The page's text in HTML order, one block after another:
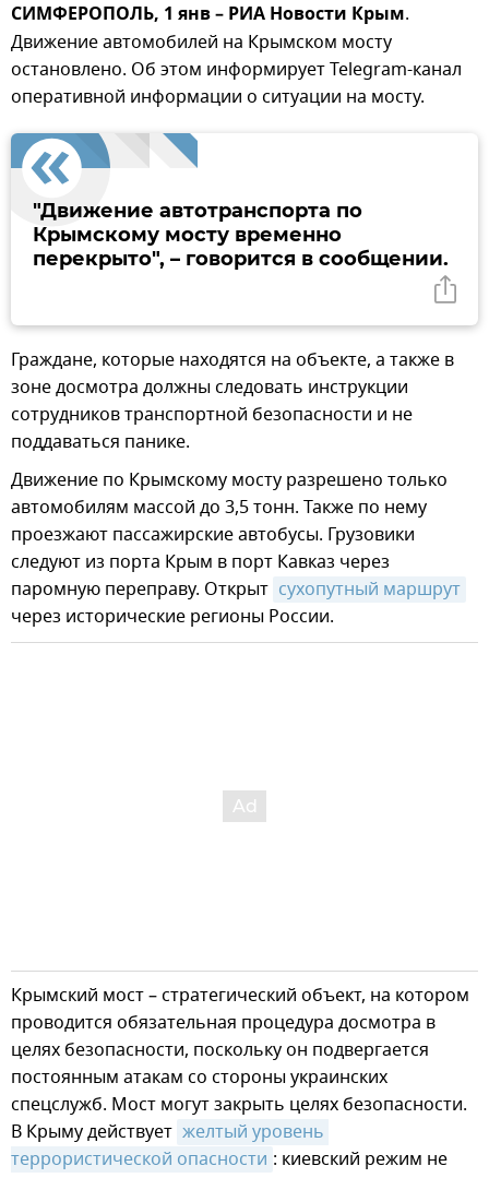
СИМФЕРОПОЛЬ, 1 янв – РИА Новости Крым.
Движение автомобилей на Крымском мосту
остановлено. Об этом информирует Telegram-канал
оперативной информации о ситуации на мосту.
"Движение автотранспорта по
Крымскому мосту временно
перекрыто", – говорится в сообщении.
Граждане, которые находятся на объекте, а также в
зоне досмотра должны следовать инструкции
сотрудников транспортной безопасности и не
поддаваться панике.
Движение по Крымскому мосту разрешено только
автомобилям массой до 3,5 тонн. Также по нему
проезжают пассажирские автобусы. Грузовики
следуют из порта Крым в порт Кавказ через
паромную переправу. Открыт сухопутный маршрут
через исторические регионы России.
Крымский мост – стратегический объект, на котором
проводится обязательная процедура досмотра в
целях безопасности, поскольку он подвергается
постоянным атакам со стороны украинских
спецслужб. Мост могут закрыть целях безопасности.
В Крыму действует желтый уровень
террористической опасности : киевский режим не